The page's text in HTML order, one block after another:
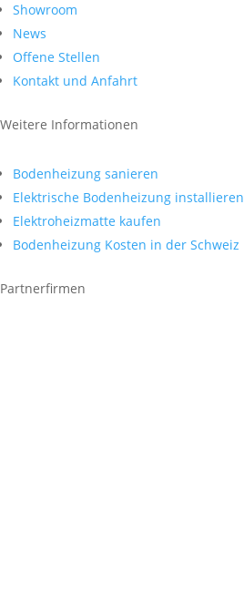
Showroom
News
Offene Stellen
Kontakt und Anfahrt
Weitere Informationen
Bodenheizung sanieren
Elektrische Bodenheizung installieren
Elektroheizmatte kaufen
Bodenheizung Kosten in der Schweiz
Partnerfirmen